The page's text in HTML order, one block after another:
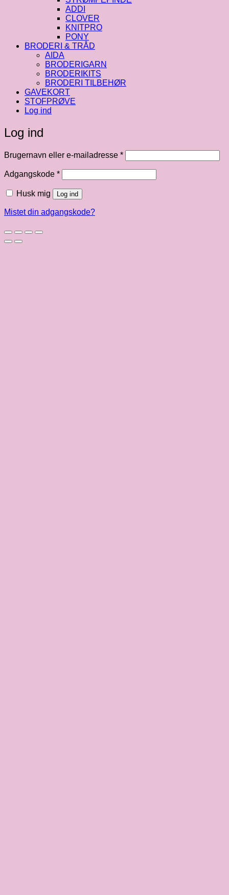
ADDI
CLOVER
KNITPRO
PONY
BRODERI & TRÅD
AIDA
BRODERIGARN
BRODERIKITS
BRODERI TILBEHØR
GAVEKORT
STOFPRØVE
Log ind
Log ind
Brugernavn eller e-mailadresse *Påkrævet
Adgangskode *Påkrævet
Husk mig Log ind
Mistet din adgangskode?